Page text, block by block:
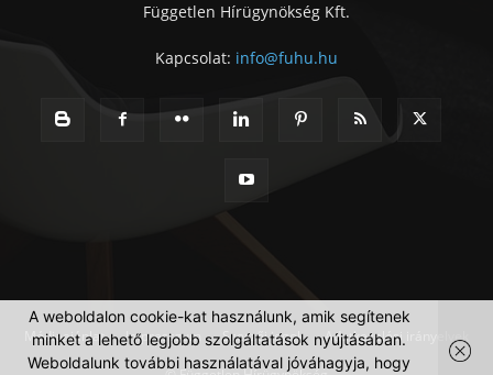
Független Hírügynökség Kft.
Kapcsolat: info@fuhu.hu
Médiaajánlat Impresszum Szerzői jogok Adatkezelési irányelvek
A weboldalon cookie-kat használunk, amik segítenek
minket a lehető legjobb szolgáltatások nyújtásában.
Weboldalunk további használatával jóváhagyja, hogy